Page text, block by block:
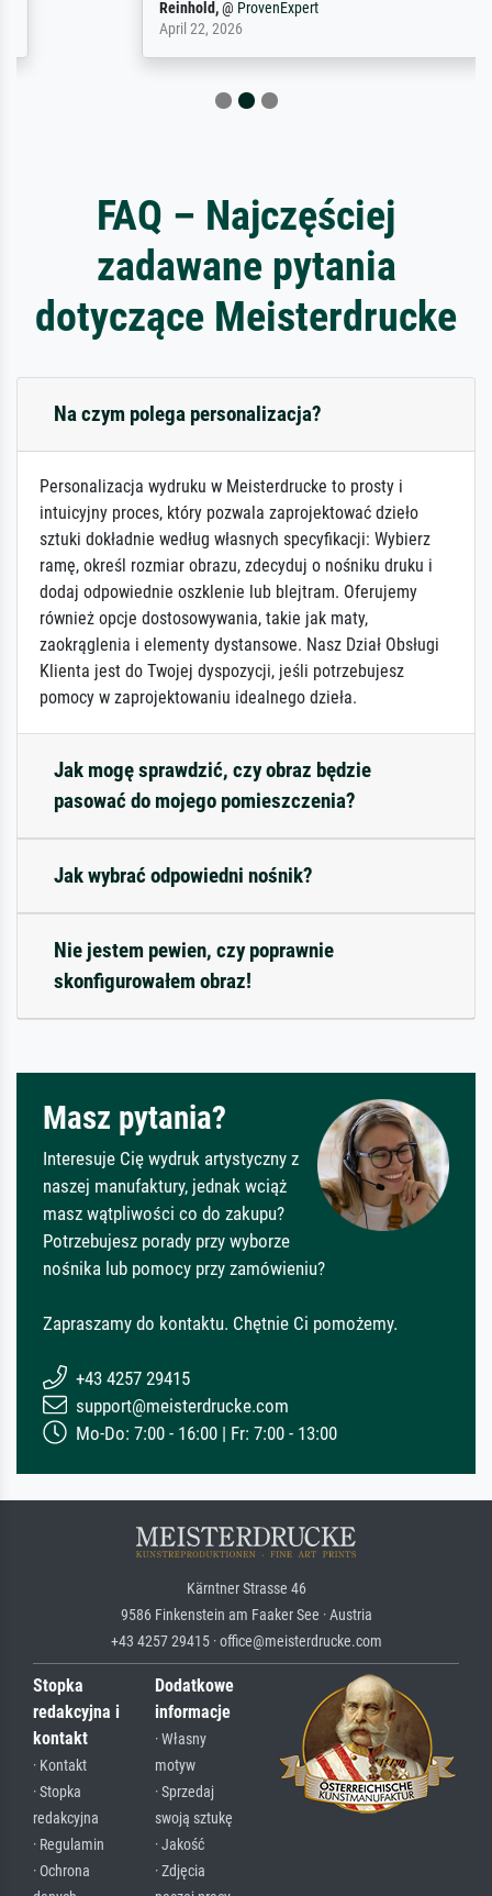
@ProvenExpert
April 22, 2026
FAQ – Najczęściej
zadawane pytania
dotyczące Meisterdrucke
Na czym polega personalizacja?
Personalizacja wydruku w Meisterdrucke to prosty i
intuicyjny proces, który pozwala zaprojektować dzieło
sztuki dokładnie według własnych specyfikacji: Wybierz
ramę, określ rozmiar obrazu, zdecyduj o nośniku druku i
dodaj odpowiednie oszklenie lub blejtram. Oferujemy
również opcje dostosowywania, takie jak maty,
zaokrąglenia i elementy dystansowe. Nasz Dział Obsługi
Klienta jest do Twojej dyspozycji, jeśli potrzebujesz
pomocy w zaprojektowaniu idealnego dzieła.
Jak mogę sprawdzić, czy obraz będzie
pasować do mojego pomieszczenia?
Jak wybrać odpowiedni nośnik?
Nie jestem pewien, czy poprawnie
skonfigurowałem obraz!
Masz pytania?
Interesuje Cię wydruk artystyczny z
naszej manufaktury, jednak wciąż
masz wątpliwości co do zakupu?
Potrzebujesz porady przy wyborze
nośnika lub pomocy przy zamówieniu?
Zapraszamy do kontaktu. Chętnie Ci pomożemy.
+43 4257 29415
support@meisterdrucke.com
Mo-Do: 7:00 - 16:00 | Fr: 7:00 - 13:00
Kärntner Strasse 46
9586 Finkenstein am Faaker See · Austria
+43 4257 29415 · office@meisterdrucke.com
Stopka
redakcyjna i
kontakt
· Kontakt
· Stopka
redakcyjna
· Regulamin
· Ochrona
Dodatkowe
informacje
· Własny
motyw
· Sprzedaj
swoją sztukę
· Jakość
· Zdjęcia